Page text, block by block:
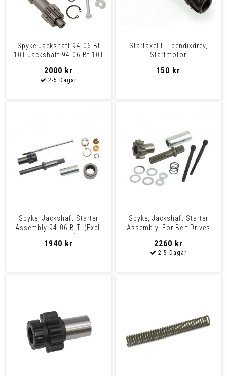
Spyke Jackshaft 94-06 Bt
10T Jackshaft 94-06 Bt 10T
2000 kr
Startaxel till bendixdrev,
Startmotor
1.75KW
150 kr
Spyke, Jackshaft Starter
Assembly 94-06 B.T. (Excl.
1940 kr
Spyke, Jackshaft Starter
Assembly. For Belt Drives
2260 kr